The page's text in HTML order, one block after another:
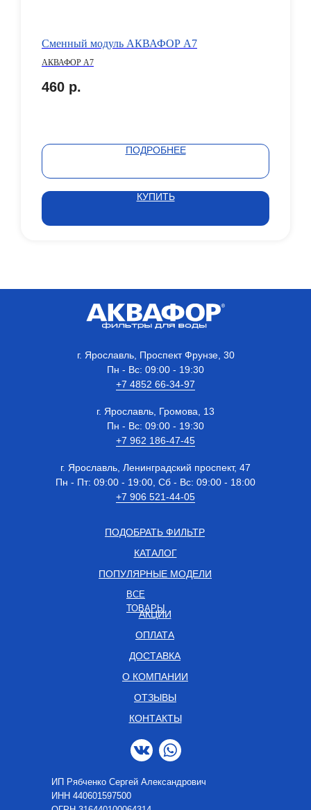
Сменный модуль АКВАФОР А7
АКВАФОР А7
460 р.
ПОДРОБНЕЕ
КУПИТЬ
КАТАЛОГ
О КОМПАНИИ
КОНТАКТЫ
ОПЛАТА
г. Ярославль, Проспект Фрунзе, 30
Пн - Вс: 09:00 - 19:30
+7 4852 66-34-97
г. Ярославль, Ленинградский проспект, 47
Пн - Пт: 09:00 - 19:00, Сб - Вс: 09:00 - 18:00
+7 906 521-44-05
АКЦИИ
ПОПУЛЯРНЫЕ МОДЕЛИ
ДОСТАВКА
ОТЗЫВЫ
ВСЕ
ТОВАРЫ
г. Ярославль, Громова, 13
Пн - Вс: 09:00 - 19:30
+7 962 186-47-45
ПОДОБРАТЬ ФИЛЬТР
ИП Рябченко Сергей Александрович
ИНН 440601597500